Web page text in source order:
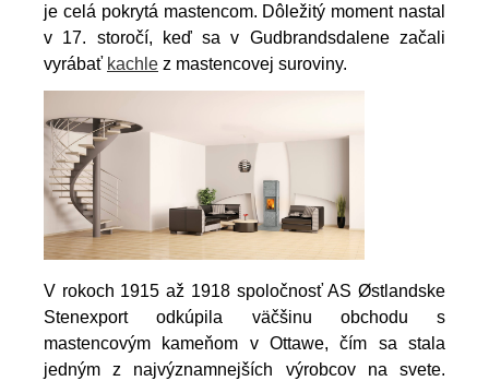
je celá pokrytá mastencom. Dôležitý moment nastal
v 17. storočí, keď sa v Gudbrandsdalene začali
vyrábať kachle z mastencovej suroviny.
V rokoch 1915 až 1918 spoločnosť AS Østlandske
Stenexport odkúpila väčšinu obchodu s
mastencovým kameňom v Ottawe, čím sa stala
jedným z najvýznamnejších výrobcov na svete.